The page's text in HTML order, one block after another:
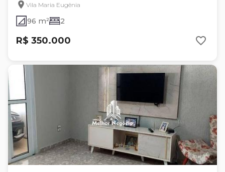
Vila Maria Eugênia
96 m² 2
R$ 350.000